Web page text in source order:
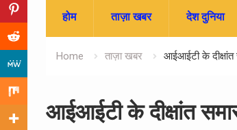
होम ताज़ा खबर देश दुनिया
Home ताज़ा खबर आईआईटी के दीक्षांत
आईआईटी के दीक्षांत